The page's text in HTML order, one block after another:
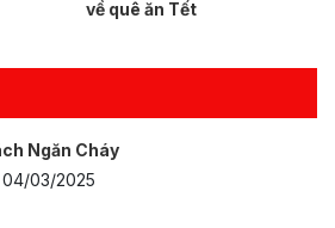
về quê ăn Tết
Ngăn Cháy
04/03/2025